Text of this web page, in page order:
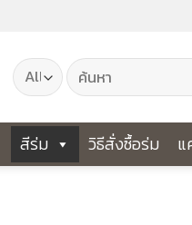
ค้นหา:
สีร่ม วิธีสั่งซื้อร่ม แ